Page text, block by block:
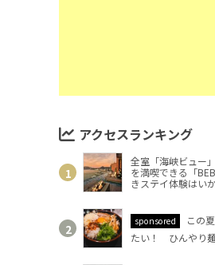
アクセスランキング
全室「海峡ビュー
を満喫できる「
きステイ体験はい
sponsored
この
たい！ ひんやり